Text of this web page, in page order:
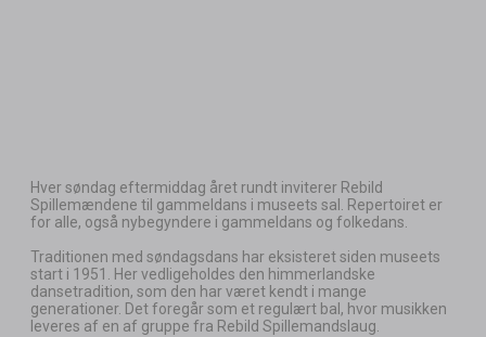
Hver søndag eftermiddag året rundt inviterer Rebild
Spillemændene til gammeldans i museets sal. Repertoiret er
for alle, også nybegyndere i gammeldans og folkedans.
Traditionen med søndagsdans har eksisteret siden museets
start i 1951. Her vedligeholdes den himmerlandske
dansetradition, som den har været kendt i mange
generationer. Det foregår som et regulært bal, hvor musikken
leveres af en af gruppe fra Rebild Spillemandslaug.